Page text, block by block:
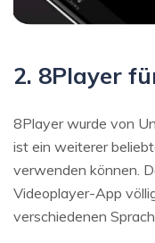
2. 8Player
8Player wurde von
ist ein weiterer
verwenden können.
Videoplayer-App
verschiedenen